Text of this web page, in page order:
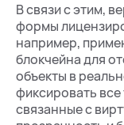
В связи с этим,
формы
например,
блокчейна для
объекты в
фиксировать
связанные с